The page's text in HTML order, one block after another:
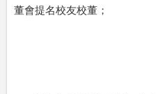
董會提名校友校董；